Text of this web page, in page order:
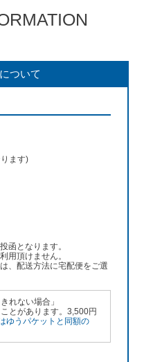
ついて
ます)
函となります。
用頂けません。
、配送方法に宅配便をご選
れない場合」
とがあります。3,500円
ゆうパケットと同額の